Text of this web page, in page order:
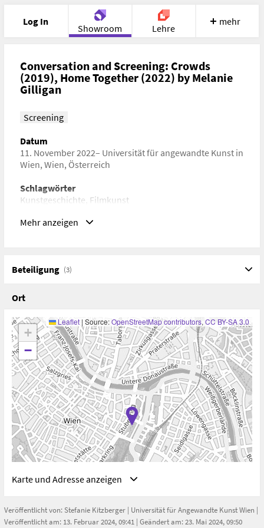
Log In
Showroom Lehre
Portfolio Image Cloud
mehr
Conversation and Screening: Crowds
(2019), Home Together (2022) by Melanie
Gilligan
Screening
Datum
11. November 2022– Universität für angewandte Kunst in
Wien, Wien, Österreich
Schlagwörter
Kunstgeschichte, Filmkunst
URL
Mehr anzeigen
Beteiligung (3)
Ort
+
−
Leaflet | Source:OpenStreetMap contributors, CC BY-SA 3.0
Karte und Adresse anzeigen
Veröffentlicht von:Stefanie Kitzberger| Universität für Angewandte Kunst Wien |
Veröffentlicht am: 13. Februar 2024, 09:41 | Geändert am: 23. Mai 2024, 09:50